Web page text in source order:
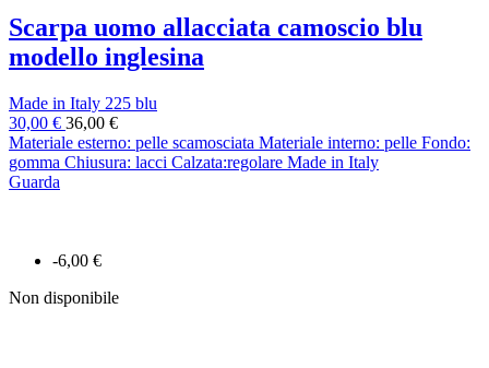
-6,00 €
Non disponibile
Scarpa uomo allacciata camoscio blu
modello inglesina
Made in Italy 225 blu
30,00 € 36,00 €
Materiale esterno: pelle scamosciata Materiale interno: pelle Fondo:
gomma Chiusura: lacci Calzata:regolare Made in Italy
Guarda